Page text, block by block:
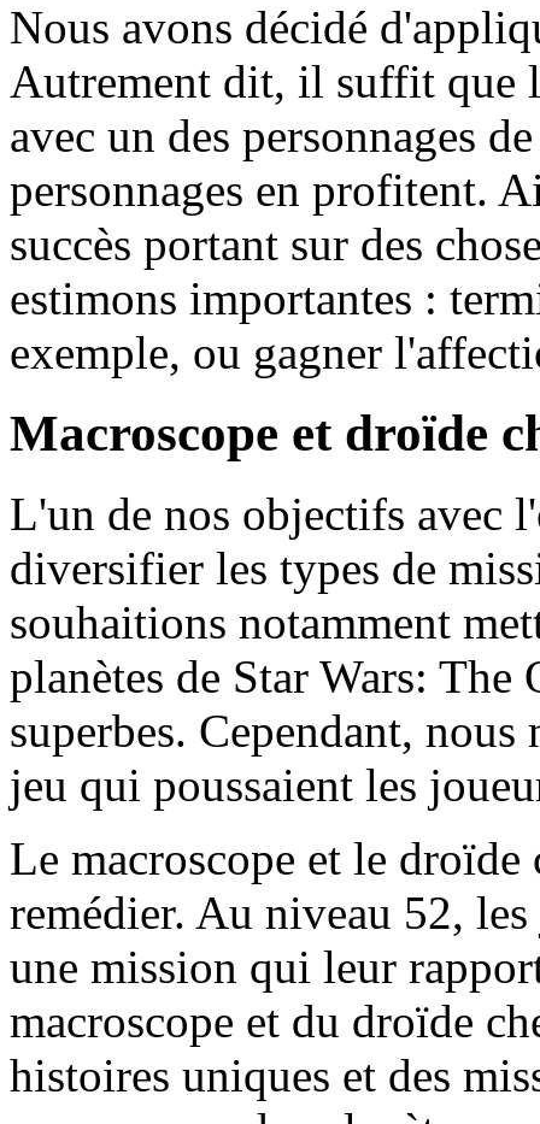
Nous avons décidé
Autrement dit, il suffit que
avec un des personnages
personnages en profitent.
succès portant sur des
estimons importantes :
exemple, ou gagner
Macroscope et droïde
L'un de nos objectifs avec
diversifier les types de
souhaitions notamment
planètes de Star Wars:
superbes. Cependant, nous
jeu qui poussaient les
Le macroscope et le
remédier. Au niveau 52,
une mission qui leur
macroscope et du droïde
histoires uniques et des